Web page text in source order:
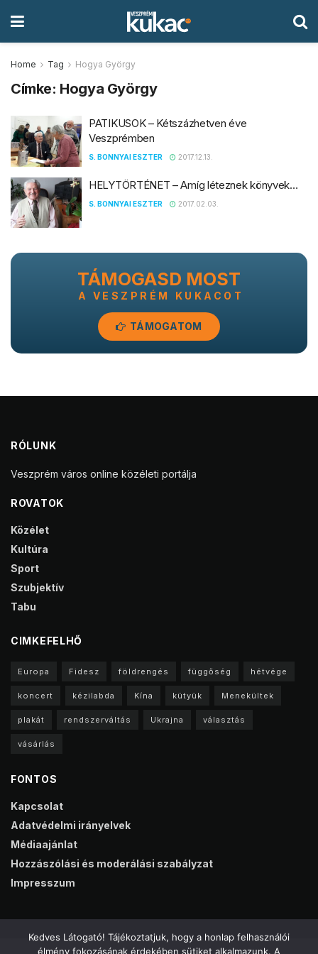
Home Tag Hogya György
Címke: Hogya György
PATIKUSOK – Kétszázhetven éve
Veszprémben
S. BONNYAI ESZTER 2017.12.13.
HELYTÖRTÉNET – Amíg léteznek könyvek…
S. BONNYAI ESZTER 2017.02.03.
TÁMOGASD MOST
A VESZPRÉM KUKACOT
TÁMOGATOM
RÓLUNK
Veszprém város online közéleti portálja
ROVATOK
Közélet
Kultúra
Sport
Szubjektív
Tabu
CIMKEFELHŐ
Europa Fidesz földrengés függőség hétvége
koncert kézilabda Kína kütyük Menekültek
plakát rendszerváltás Ukrajna választás
vásárlás
FONTOS
Kapcsolat
Adatvédelmi irányelvek
Médiaajánlat
Hozzászólási és moderálási szabályzat
Impresszum
Kedves Látogató! Tájékoztatjuk, hogy a honlap felhasználói
élmény fokozásának érdekében sütiket alkalmazunk. A